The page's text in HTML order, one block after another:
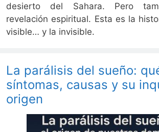
desierto del Sahara. Pero
revelación espiritual. Esta es la
visible… y la invisible.
La parálisis del sueño:
síntomas, causas y su
origen